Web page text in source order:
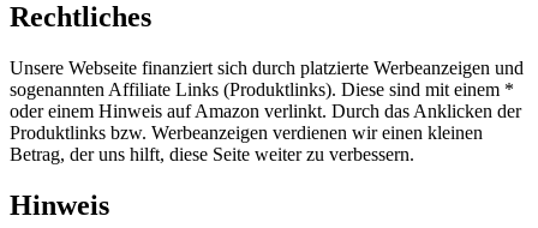
Rechtliches
Unsere Webseite finanziert sich durch platzierte Werbeanzeigen und
sogenannten Affiliate Links (Produktlinks). Diese sind mit einem *
oder einem Hinweis auf Amazon verlinkt. Durch das Anklicken der
Produktlinks bzw. Werbeanzeigen verdienen wir einen kleinen
Betrag, der uns hilft, diese Seite weiter zu verbessern.
Hinweis